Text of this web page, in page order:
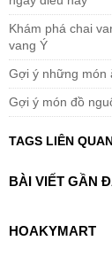
Khám phá chai
vang Ý
Gợi ý những món
Gợi ý món đồ
TAGS LIÊN
BÀI VIẾT GẦN
HOAKYMART